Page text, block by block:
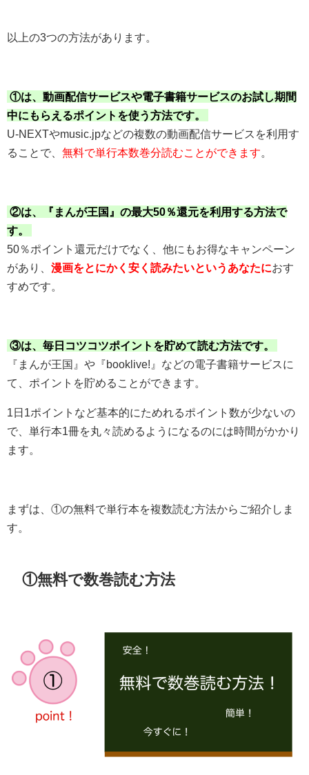
以上の3つの方法があります。
①は、動画配信サービスや電子書籍サービスのお試し期間
中にもらえるポイントを使う方法です。
U-NEXTやmusic.jpなどの複数の動画配信サービスを利用す
ることで、 無料で単行本数巻分読むことができます
②は、『まんが王国』の最大50％還元を利用する方法で
す。
50％ポイント還元だけでなく、他にもお得なキャンペーン
があり、 漫画をとにかく安く読みたいというあなたにおす
すめです。
③は、毎日コツコツポイントを貯めて読む方法です。
『まんが王国』や『booklive!』などの電子書籍サービスに
て、ポイントを貯めることができます。
1日1ポイントなど基本的にためれるポイント数が少ないの
で、単行本1冊を丸々読めるようになるのには時間がかかり
ます。
まずは、①の無料で単行本を複数読む方法からご紹介しま
す。
①無料で数巻読む方法